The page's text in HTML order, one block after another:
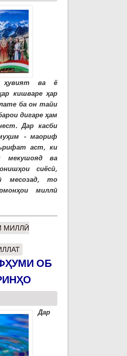
ҳувият ва ё
кишваре ҳар
ба он тайи
дигаре ҳам
Дар касби
- маориф
аст, ки
мекушояд ва
сиёсӣ,
месозад, то
миллӣ
МИЛЛӢ
ОБ
Дар